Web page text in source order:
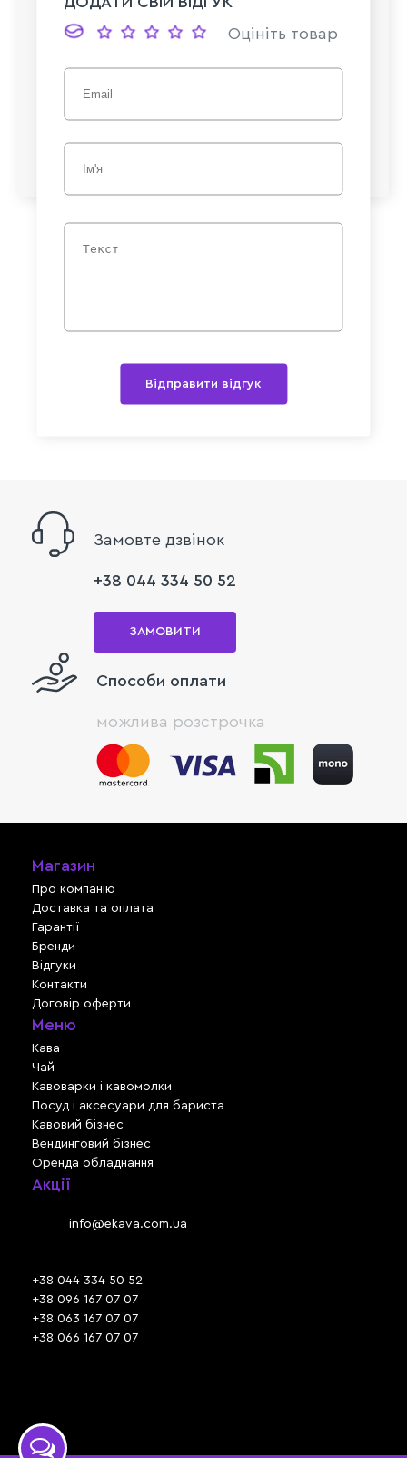
Оцініть товар
Відправити відгук
Замовте дзвінок
+38 044 334 50 52
ЗАМОВИТИ
Способи оплати
можлива розстрочка
Магазин
Про компанію
Доставка та оплата
Гарантії
Бренди
Відгуки
Контакти
Договір оферти
Меню
Кава
Чай
Кавоварки і кавомолки
Посуд і аксесуари для бариста
Кавовий бізнес
Вендинговий бізнес
Оренда обладнання
Акції
info@ekava.com.ua
+38 044 334 50 52
+38 096 167 07 07
+38 063 167 07 07
+38 066 167 07 07